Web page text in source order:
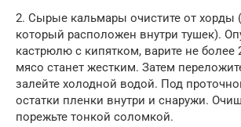
2. Сырые кальмары очистите от хорды
который расположен внутри тушек).
кастрюлю с кипятком, варите не более
мясо станет жестким. Затем
залейте холодной водой. Под
остатки пленки внутри и снаружи.
порежьте тонкой соломкой.